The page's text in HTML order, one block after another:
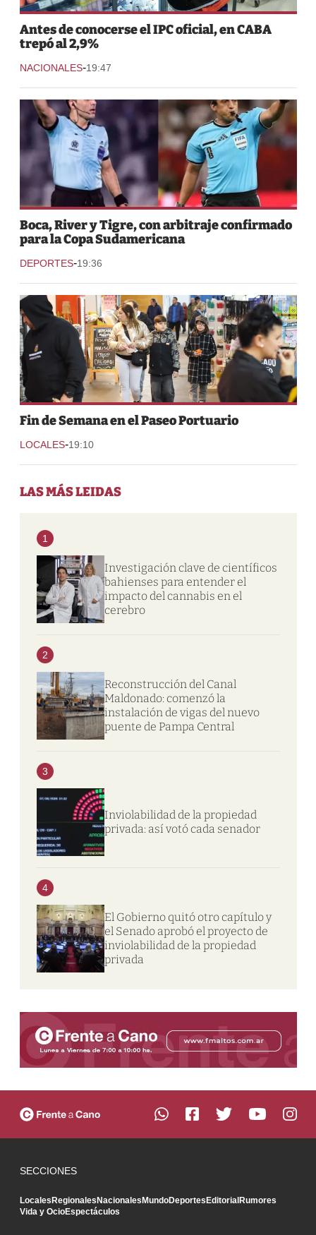
Antes de conocerse el IPC oficial, en CABA
trepó al 2,9%
NACIONALES-19:47
Boca, River y Tigre, con arbitraje confirmado
para la Copa Sudamericana
DEPORTES-19:36
Fin de Semana en el Paseo Portuario
LOCALES-19:10
LAS MÁS LEIDAS
1
Investigación clave de científicos
bahienses para entender el
impacto del cannabis en el
cerebro
2
Reconstrucción del Canal
Maldonado: comenzó la
instalación de vigas del nuevo
puente de Pampa Central
3
Inviolabilidad de la propiedad
privada: así votó cada senador
4
El Gobierno quitó otro capítulo y
el Senado aprobó el proyecto de
inviolabilidad de la propiedad
privada
SECCIONES
LocalesRegionalesNacionalesMundoDeportesEditorialRumores
Vida y OcioEspectáculos